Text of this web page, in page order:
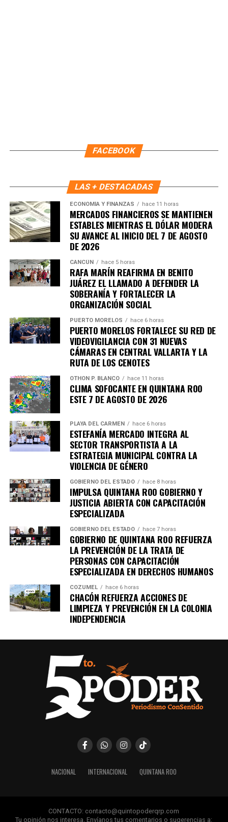
traicionar al pueblo”deben seguir guiando la vida pública
Recibe las noticias al instante
Únete al canal oficial de WhatsApp de
Quinto Podery recibe las noticias más
importantes de Quintana Roo directamente
en tu teléfono.
Unirme al canal de WhatsApp
FACEBOOK
LAS + DESTACADAS
ECONOMÍA Y FINANZAS hace 11 horas
MERCADOS FINANCIEROS SE MANTIENEN
ESTABLES MIENTRAS EL DÓLAR MODERA
SU AVANCE AL INICIO DEL 7 DE AGOSTO
DE 2026
CANCÚN hace 5 horas
RAFA MARÍN REAFIRMA EN BENITO
JUÁREZ EL LLAMADO A DEFENDER LA
SOBERANÍA Y FORTALECER LA
ORGANIZACIÓN SOCIAL
PUERTO MORELOS hace 6 horas
PUERTO MORELOS FORTALECE SU RED DE
VIDEOVIGILANCIA CON 31 NUEVAS
CÁMARAS EN CENTRAL VALLARTA Y LA
RUTA DE LOS CENOTES
OTHON P. BLANCO hace 11 horas
CLIMA SOFOCANTE EN QUINTANA ROO
ESTE 7 DE AGOSTO DE 2026
PLAYA DEL CARMEN hace 6 horas
ESTEFANÍA MERCADO INTEGRA AL
SECTOR TRANSPORTISTA A LA
ESTRATEGIA MUNICIPAL CONTRA LA
VIOLENCIA DE GÉNERO
GOBIERNO DEL ESTADO hace 8 horas
IMPULSA QUINTANA ROO GOBIERNO Y
JUSTICIA ABIERTA CON CAPACITACIÓN
ESPECIALIZADA
GOBIERNO DEL ESTADO hace 7 horas
GOBIERNO DE QUINTANA ROO REFUERZA
LA PREVENCIÓN DE LA TRATA DE
PERSONAS CON CAPACITACIÓN
ESPECIALIZADA EN DERECHOS HUMANOS
COZUMEL hace 6 horas
CHACÓN REFUERZA ACCIONES DE
LIMPIEZA Y PREVENCIÓN EN LA COLONIA
INDEPENDENCIA
NACIONAL INTERNACIONAL QUINTANA ROO
CONTACTO: contacto@quintopoderqrp.com
Tu opinión nos interesa. Envíanos tus comentarios o sugerencias a: